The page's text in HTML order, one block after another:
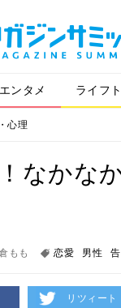
エンタメ ライフ
心理
なかな
もも 恋愛 男性
リツィート